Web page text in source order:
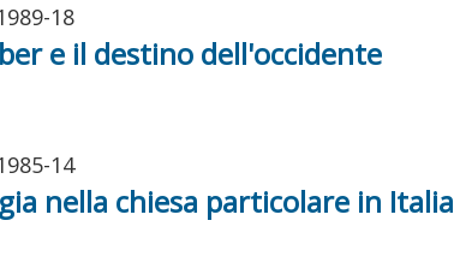
18
e il destino dell'occidente
14
nella chiesa particolare in Italia